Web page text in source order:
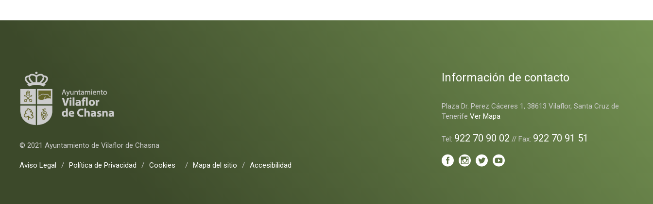
© 2021 Ayuntamiento de Vilaflor de Chasna
Aviso Legal / Política de Privacidad / Cookies / Mapa del sitio / Accesibilidad
Información de contacto
Plaza Dr. Perez Cáceres 1, 38613 Vilaflor, Santa Cruz de
TenerifeVer Mapa
Tel: 922 70 90 02 // Fax: 922 70 91 51